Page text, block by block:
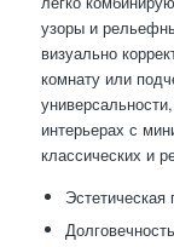
узоры и
визуально
комнату или
интерьерах с
классических и
Эстетическая